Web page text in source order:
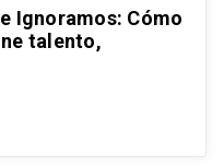
Ignoramos: Cómo
talento,